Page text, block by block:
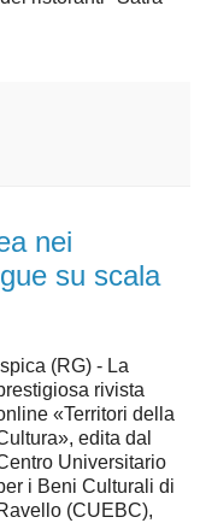
nei
su scala
Ispica (RG) - La
rivista
«Territori della
edita dal
Universitario
i Beni Culturali di
(CUEBC),